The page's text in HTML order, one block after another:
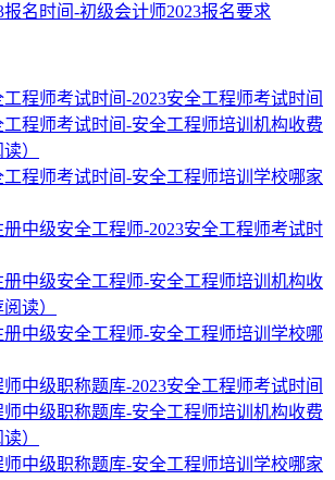
报名时间-初级会计师2023报名要求
程师考试时间-2023安全工程师考试时间
程师考试时间-安全工程师培训机构收费
）
程师考试时间-安全工程师培训学校哪家
中级安全工程师-2023安全工程师考试时
中级安全工程师-安全工程师培训机构收
读）
中级安全工程师-安全工程师培训学校哪
中级职称题库-2023安全工程师考试时间
中级职称题库-安全工程师培训机构收费
）
中级职称题库-安全工程师培训学校哪家